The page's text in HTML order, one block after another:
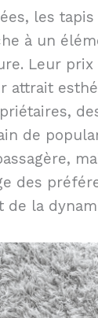
les
à un
Leur
attrait
de
des
de la